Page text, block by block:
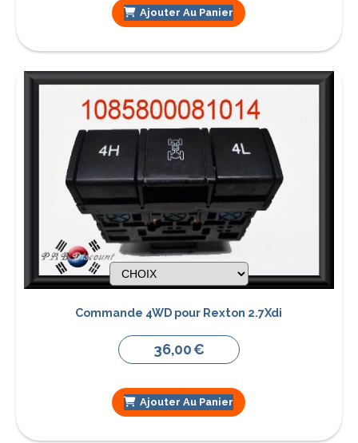
Ajouter Au Panier
Commande 4WD pour Rexton 2.7Xdi
36,00€
Ajouter Au Panier